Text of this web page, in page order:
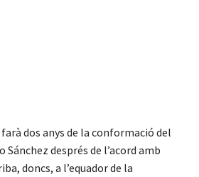
dos anys de la conformació del
Sánchez després de l’acord amb
doncs, a l’equador de la